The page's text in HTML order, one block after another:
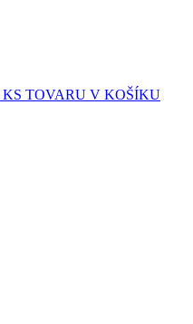
KS TOVARU V KOŠÍKU